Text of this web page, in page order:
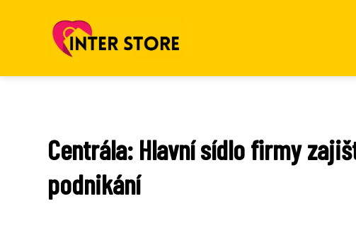
Centrála: Hlavní sídlo firmy
podnikání